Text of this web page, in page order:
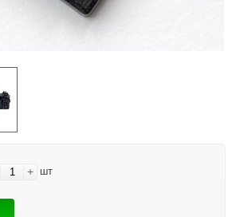
+ шт